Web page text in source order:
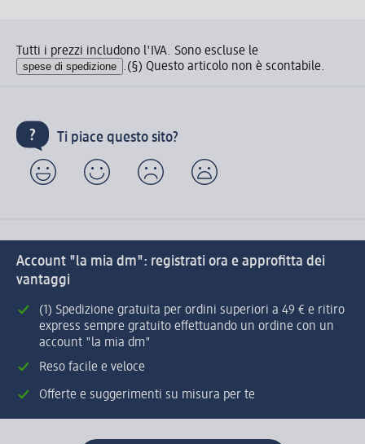
Tutti i prezzi includono l'IVA. Sono escluse le
spese di spedizione .(§) Questo articolo non è scontabile.
Ti piace questo sito?
Account "la mia dm": registrati ora e approfitta dei
vantaggi
(1) Spedizione gratuita per ordini superiori a 49 € e ritiro
express sempre gratuito effettuando un ordine con un
account "la mia dm"
Reso facile e veloce
Offerte e suggerimenti su misura per te